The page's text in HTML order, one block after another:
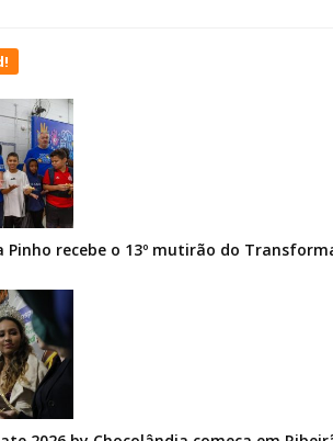
Pinho recebe o 13º mutirão do